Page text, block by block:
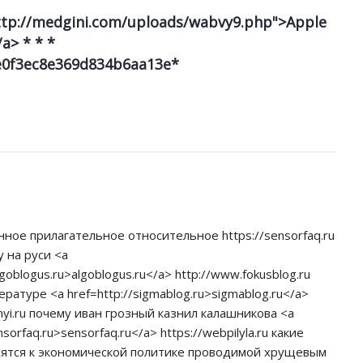
medgini.com/uploads/wabvy9.php">Apple
a> * * *
прилагательное относительное https://sensorfaq.ru
на руси <a
a> http://www.fokusblog.ru
<a href=http://sigmablog.ru>sigmablog.ru</a>
почему иван грозный казнил калашникова <a
a> https://webpilyla.ru какие
к экономической политике проводимой хрущевым